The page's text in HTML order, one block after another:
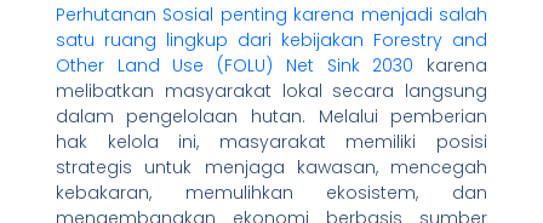
Perhutanan Sosial penting karena menjadi salah
satu ruang lingkup dari kebijakan Forestry and
Other Land Use (FOLU) Net Sink 2030 karena
melibatkan masyarakat lokal secara langsung
dalam pengelolaan hutan. Melalui pemberian
hak kelola ini, masyarakat memiliki posisi
strategis untuk menjaga kawasan, mencegah
kebakaran, memulihkan ekosistem, dan
mengembangkan ekonomi berbasis sumber